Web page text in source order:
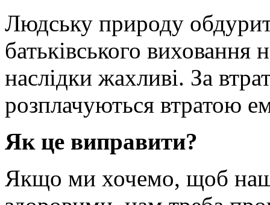
Людську природу
батьківського
наслідки жахливі. За
розплачуються втратою
Як це виправити?
Якщо ми хочемо, щоб